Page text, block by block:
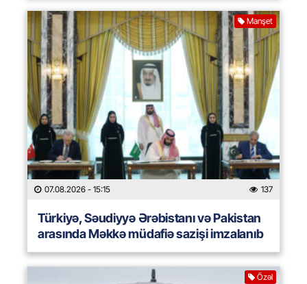
Manşet
07.08.2026 - 15:15 137
Türkiyə, Səudiyyə Ərəbistanı və Pakistan
arasında Məkkə müdafiə sazişi imzalanıb
Özəl